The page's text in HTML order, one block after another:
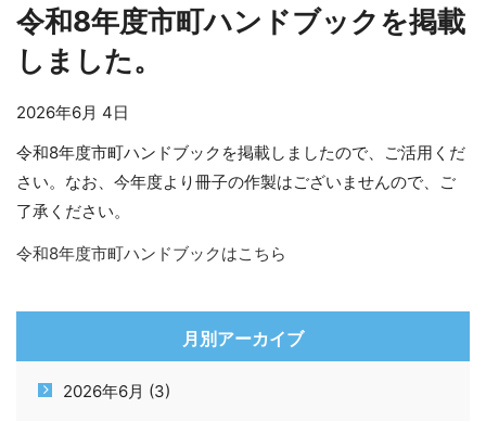
令和8年度市町ハンドブックを掲載
しました。
2026年6月 4日
令和8年度市町ハンドブックを掲載しましたので、ご活用くだ
さい。なお、今年度より冊子の作製はございませんので、ご
了承ください。
令和8年度市町ハンドブックはこちら
月別アーカイブ
2026年6月 (3)